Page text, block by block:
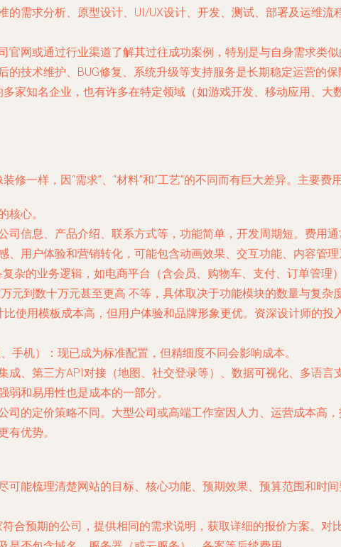
的需求分析、原型设计、UI/UX设计、开发、测试、部署及运维
官网或通过行业渠道了解其过往成功案例，特别是与自身需求类
的技术维护、BUG修复、系统升级等支持服务是长期稳定运营的保
家知名企业，也有许多在特定领域（如游戏开发、移动应用、
修一样，因“需求”、“材料”和“工艺”的不同而有巨大差异。主要费
核心。
司信息、产品介绍、联系方式等，功能简单，开发周期短。费用
、用户体验和营销转化，可能包含动画效果、交互功能、内容管
复杂的业务逻辑，如电商平台（含会员、购物车、支付、订单管
元到数十万元甚至更高 不等，具体取决于功能模块的数量与复杂度
比使用模板成本高，但用户体验和品牌形象更优。资深设计师的投
、手机）：现已成为标准配置，但精细度不同会影响成本。
成、第三方API对接（地图、社交登录等）、数据可视化、多语言
弱和易用性也是成本的一部分。
司的定价策略不同。大型公司或高端工作室因人力、运营成本高
有优势。
可能梳理清楚网站的目标、核心功能、预期效果、预算范围和时
符合预期的公司，提供相同的需求说明，获取详细的报价方案。